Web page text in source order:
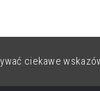
ciekawe